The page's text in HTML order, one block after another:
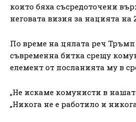
които бяха съсредоточени
неговата визия за нацията на
По време на цялата реч
съвременна битка срещу
елемент от посланията му в
„Не искаме комунисти в
„Никога не е работило и